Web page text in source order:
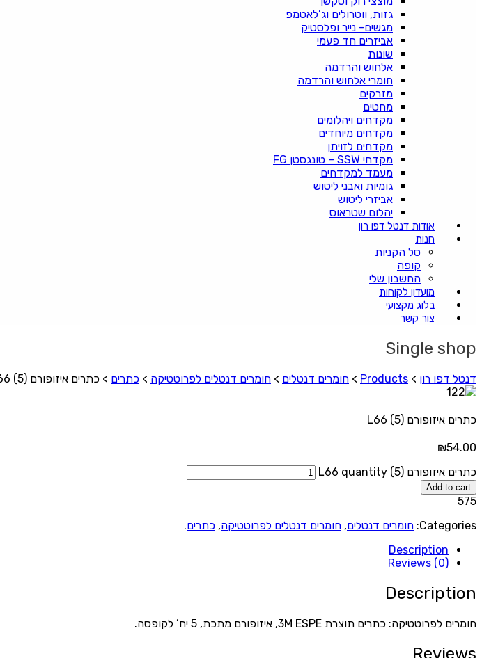
גזות, ווטרולים וג’לאטמפ
מגשים- נייר ופלסטיק
אביזרים חד פעמי
שונות
אלחוש והרדמה
חומרי אלחוש והרדמה
מזרקים
מחטים
מקדחים ויהלומים
מקדחים מיוחדים
מקדחים לזויתן
מקדחי SSW – טונגסטן FG
מעמד למקדחים
גומיות ואבני ליטוש
אביזרי ליטוש
יהלום שטראוס
אודות דנטל דפו רון
חנות
סל הקניות
קופה
החשבון שלי
מועדון לקוחות
בלוג מקצועי
צור קשר
Single shop
דנטל דפו רון >
Products
> חומרים דנטלים > חומרים דנטלים לפרוטטיקה > כתרים > כתרים איזופורם (5) L66
כתרים איזופורם (5) L66
₪54.00
כתרים איזופורם (5) L66 quantity
Add to cart
575
Categories: חומרים דנטלים, חומרים דנטלים לפרוטטיקה, כתרים.
Description
Reviews (0)
Description
חומרים לפרוטטיקה: כתרים תוצרת 3M ESPE, איזופורם מתכת, 5 יח’ לקופסה.
Reviews